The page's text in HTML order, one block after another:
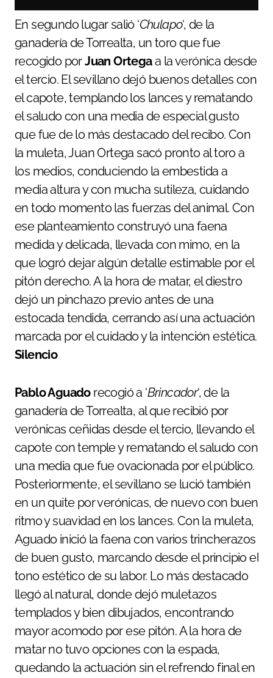
En segundo lugar salió ‘Chulapo‘, de la
ganadería de Torrealta, un toro que fue
recogido porJuan Ortegaa la verónica desde
el tercio. El sevillano dejó buenos detalles con
el capote, templando los lances y rematando
el saludo con una media de especial gusto
que fue de lo más destacado del recibo. Con
la muleta, Juan Ortega sacó pronto al toro a
los medios, conduciendo la embestida a
media altura y con mucha sutileza, cuidando
en todo momento las fuerzas del animal. Con
ese planteamiento construyó una faena
medida y delicada, llevada con mimo, en la
que logró dejar algún detalle estimable por el
pitón derecho. A la hora de matar, el diestro
dejó un pinchazo previo antes de una
estocada tendida, cerrando así una actuación
marcada por el cuidado y la intención estética.
Silencio
Pablo Aguadorecogió a ‘Brincador‘, de la
ganadería de Torrealta, al que recibió por
verónicas ceñidas desde el tercio, llevando el
capote con temple y rematando el saludo con
una media que fue ovacionada por el público.
Posteriormente, el sevillano se lució también
en un quite por verónicas, de nuevo con buen
ritmo y suavidad en los lances. Con la muleta,
Aguado inició la faena con varios trincherazos
de buen gusto, marcando desde el principio el
tono estético de su labor. Lo más destacado
llegó al natural, donde dejó muletazos
templados y bien dibujados, encontrando
mayor acomodo por ese pitón. A la hora de
matar no tuvo opciones con la espada,
quedando la actuación sin el refrendo final en